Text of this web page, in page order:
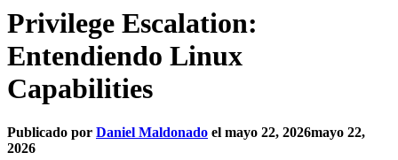
Privilege Escalation:
Entendiendo Linux
Capabilities
Publicado por Daniel Maldonado el mayo 22, 2026mayo 22,
2026